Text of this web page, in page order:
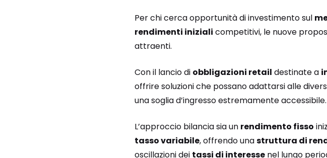
Per chi cerca opportunità di investimento sul
rendimenti iniziali competitivi, le nuove
attraenti.
Con il lancio di obbligazioni retail destinate a
offrire soluzioni che possano adattarsi alle
una soglia d’ingresso estremamente accessibile.
L’approccio bilancia sia un rendimento fisso
tasso variabile, offrendo unastruttura di
oscillazioni dei tassi di interessenel lungo